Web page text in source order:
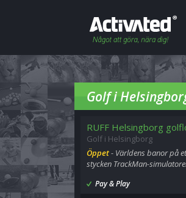
Golf i
RUFF Helsingborg
Golf i Helsingborg
Öppet- Världens banor på
stycken TrackMan-
Pay & Play